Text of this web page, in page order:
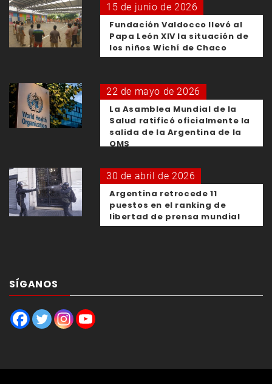
15 de junio de 2026
Fundación Valdocco llevó al
Papa León XIV la situación de
los niños Wichí de Chaco
22 de mayo de 2026
La Asamblea Mundial de la
Salud ratificó oficialmente la
salida de la Argentina de la
OMS
30 de abril de 2026
Argentina retrocede 11
puestos en el ranking de
libertad de prensa mundial
SÍGANOS